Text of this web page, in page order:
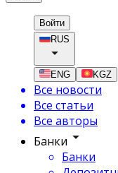
Войти
RUS
ENG KGZ
Все новости
Все статьи
Все авторы
Банки
Банки